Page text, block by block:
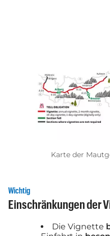
Karte der
Wichtig
Einschränkungen der
Die Vignette